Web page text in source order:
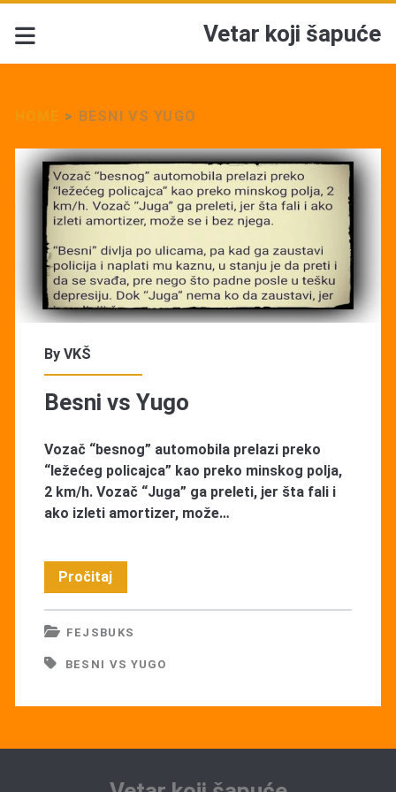
Vetar koji šapuće
> BESNI VS YUGO
Tag:
<span>Besni
vs
Yugo</span>
By VKŠ
Besni vs Yugo
Vozač “besnog” automobila prelazi preko
“ležećeg policajca” kao preko minskog polja,
2 km/h. Vozač “Juga” ga preleti, jer šta fali i
ako izleti amortizer, može…
PročitajBesni
vs
Yugo
FEJSBUKS
BESNI VS YUGO